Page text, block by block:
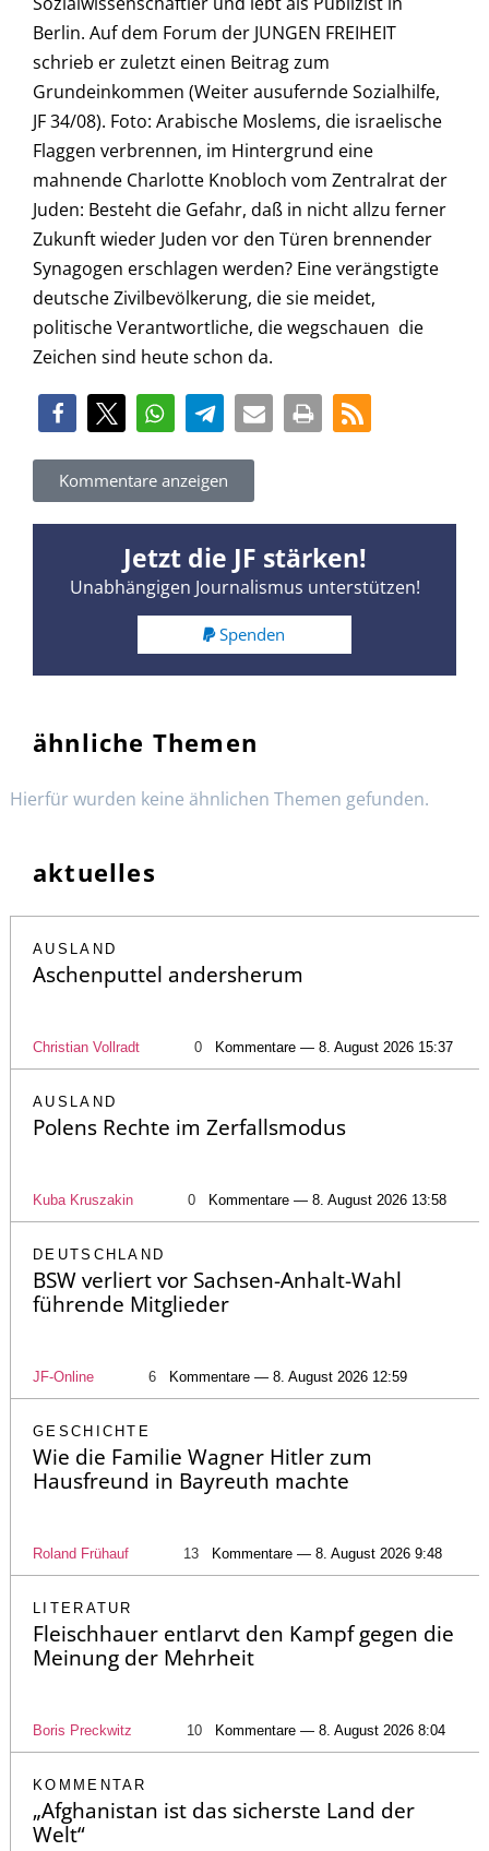
Berlin. Auf dem Forum der JUNGEN FREIHEIT
schrieb er zuletzt einen Beitrag zum
Grundeinkommen (Weiter ausufernde Sozialhilfe,
JF 34/08). Foto: Arabische Moslems, die israelische
Flaggen verbrennen, im Hintergrund eine
mahnende Charlotte Knobloch vom Zentralrat der
Juden: Besteht die Gefahr, daß in nicht allzu ferner
Zukunft wieder Juden vor den Türen brennender
Synagogen erschlagen werden? Eine verängstigte
deutsche Zivilbevölkerung, die sie meidet,
politische Verantwortliche, die wegschauen  die
Zeichen sind heute schon da.
Kommentare anzeigen
Jetzt die JF stärken!
Unabhängigen Journalismus unterstützen!
Spenden
ähnliche Themen
Hierfür wurden keine ähnlichen Themen gefunden.
aktuelles
AUSLAND
Aschenputtel andersherum
Christian Vollradt 0 Kommentare — 8. August 2026 15:37
AUSLAND
Polens Rechte im Zerfallsmodus
Kuba Kruszakin 0 Kommentare — 8. August 2026 13:58
DEUTSCHLAND
BSW verliert vor Sachsen-Anhalt-Wahl
führende Mitglieder
JF-Online 6 Kommentare — 8. August 2026 12:59
GESCHICHTE
Wie die Familie Wagner Hitler zum
Hausfreund in Bayreuth machte
Roland Frühauf 13 Kommentare — 8. August 2026 9:48
LITERATUR
Fleischhauer entlarvt den Kampf gegen die
Meinung der Mehrheit
Boris Preckwitz 10 Kommentare — 8. August 2026 8:04
KOMMENTAR
„Afghanistan ist das sicherste Land der
Welt“